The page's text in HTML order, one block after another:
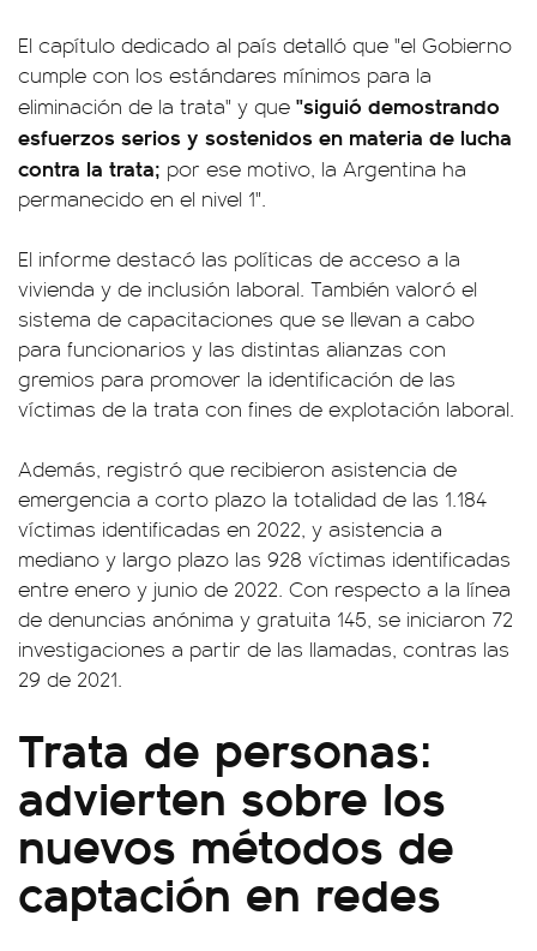
El capítulo dedicado al país detalló que "el Gobierno
cumple con los estándares mínimos para la
eliminación de la trata" y que "siguió demostrando
esfuerzos serios y sostenidos en materia de lucha
contra la trata; por ese motivo, la Argentina ha
permanecido en el nivel 1".
El informe destacó las políticas de acceso a la
vivienda y de inclusión laboral. También valoró el
sistema de capacitaciones que se llevan a cabo
para funcionarios y las distintas alianzas con
gremios para promover la identificación de las
víctimas de la trata con fines de explotación laboral.
Además, registró que recibieron asistencia de
emergencia a corto plazo la totalidad de las 1.184
víctimas identificadas en 2022, y asistencia a
mediano y largo plazo las 928 víctimas identificadas
entre enero y junio de 2022. Con respecto a la línea
de denuncias anónima y gratuita 145, se iniciaron 72
investigaciones a partir de las llamadas, contras las
29 de 2021.
Trata de personas:
advierten sobre los
nuevos métodos de
captación en redes